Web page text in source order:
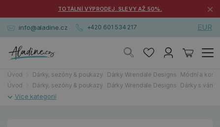
TOTÁLNÍ VÝPRODEJ. SLEVY AŽ 50%. ×
info@aladine.cz +420 601 534 217 EUR
Úvod Dárky, sezóny & poukazy Dárky Wrendale Designs Módní a
Úvod
Dárky, sezóny & poukazy Dárky Wrendale Designs Dárky s